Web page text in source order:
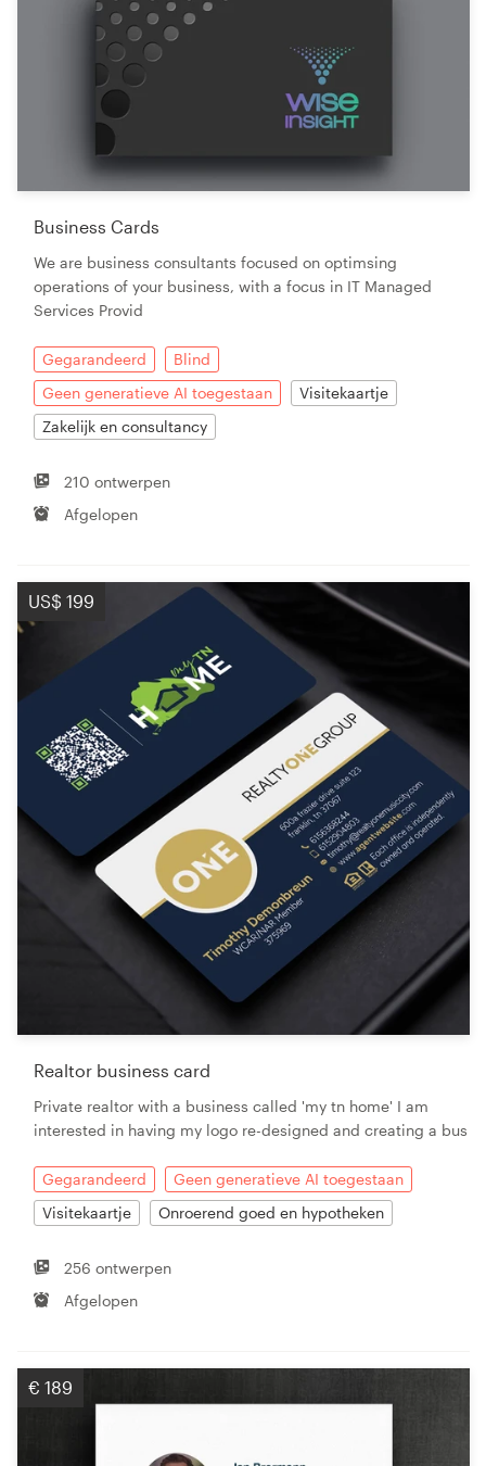
Business Cards
We are business consultants focused on optimsing
operations of your business, with a focus in IT Managed
Services Provid
Gegarandeerd
Blind
Geen generatieve AI toegestaan
Visitekaartje
Zakelijk en consultancy
210 ontwerpen
Afgelopen
US$ 199
Realtor business card
Private realtor with a business called 'my tn home' I am
interested in having my logo re-designed and creating a bus
Gegarandeerd
Geen generatieve AI toegestaan
Visitekaartje
Onroerend goed en hypotheken
256 ontwerpen
Afgelopen
€ 189